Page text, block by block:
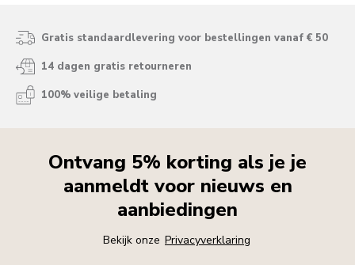
Gratis standaardlevering voor bestellingen vanaf € 50
14 dagen gratis retourneren
100% veilige betaling
Ontvang 5% korting als je je
aanmeldt voor nieuws en
aanbiedingen
Bekijk onze Privacyverklaring